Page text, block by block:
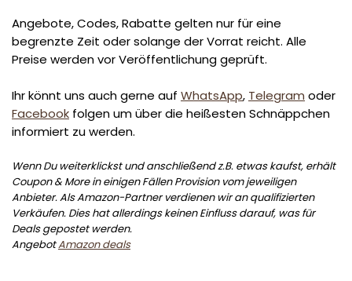
Angebote, Codes, Rabatte gelten nur für eine
begrenzte Zeit oder solange der Vorrat reicht. Alle
Preise werden vor Veröffentlichung geprüft.
Ihr könnt uns auch gerne auf WhatsApp, Telegram oder
Facebook folgen um über die heißesten Schnäppchen
informiert zu werden.
Wenn Du weiterklickst und anschließend z.B. etwas kaufst, erhält
Coupon & More in einigen Fällen Provision vom jeweiligen
Anbieter. Als Amazon-Partner verdienen wir an qualifizierten
Verkäufen. Dies hat allerdings keinen Einfluss darauf, was für
Deals gepostet werden.
AngebotAmazon deals